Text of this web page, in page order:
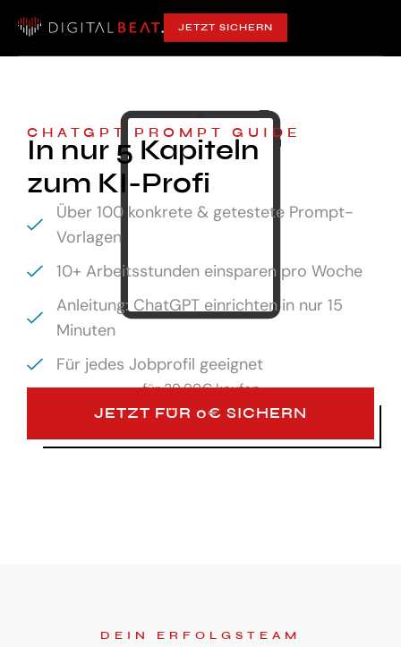
JETZT SICHERN
CHATGPT PROMPT GUIDE
In nur 5 Kapiteln
zum KI-Profi
Über 100 konkrete & getestete Prompt-
Vorlagen
10+ Arbeitsstunden einsparen pro Woche
Anleitung: ChatGPT einrichten in nur 15
Minuten
Für jedes Jobprofil geeignet
für29,99€ kaufen
JETZT FÜR 0€ SICHERN
DEIN ERFOLGSTEAM